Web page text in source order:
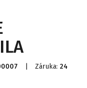
Záruka: 24